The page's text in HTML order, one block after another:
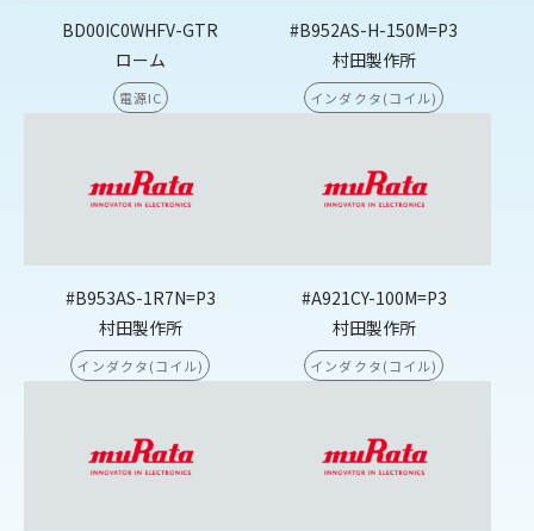
BD00IC0WHFV-GTR
ローム
電源IC
#B952AS-H-150M=P3
村田製作所
インダクタ(コイル)
#B953AS-1R7N=P3
村田製作所
インダクタ(コイル)
#A921CY-100M=P3
村田製作所
インダクタ(コイル)